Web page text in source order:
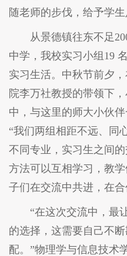
随老师的步伐，给予学
从景德镇往东不足
中学，我校实习小组19
实习生活。中秋节前夕
院李万社教授的带领下
中，与这里的师大小伙
“我们两组相距不远、同
不同专业，实习生之间
方法可以互相学习，教
子们在交流中共进，在
“在这次交流中，最
的选择，这需要自己不
配。”物理学与信息技术